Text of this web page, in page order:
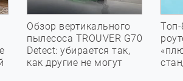
Обзор вертикального
пылесоса TROUVER G70
Detect: убирается так,
как другие не могут
Топ-